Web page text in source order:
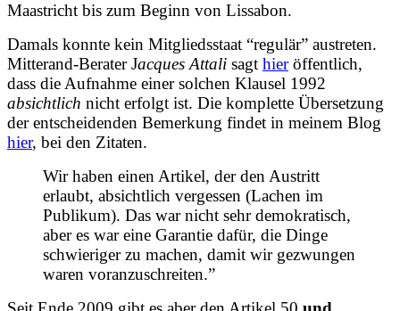
Maastricht bis zum Beginn von Lissabon.
Damals konnte kein Mitgliedsstaat “regulär” austreten.
Mitterand-Berater Jacques Attali sagt hieröffentlich,
dass die Aufnahme einer solchen Klausel 1992
absichtlich nicht erfolgt ist. Die komplette Übersetzung
der entscheidenden Bemerkung findet in meinem Blog
hier, bei den Zitaten.
Wir haben einen Artikel, der den Austritt
erlaubt, absichtlich vergessen (Lachen im
Publikum). Das war nicht sehr demokratisch,
aber es war eine Garantie dafür, die Dinge
schwieriger zu machen, damit wir gezwungen
waren voranzuschreiten.”